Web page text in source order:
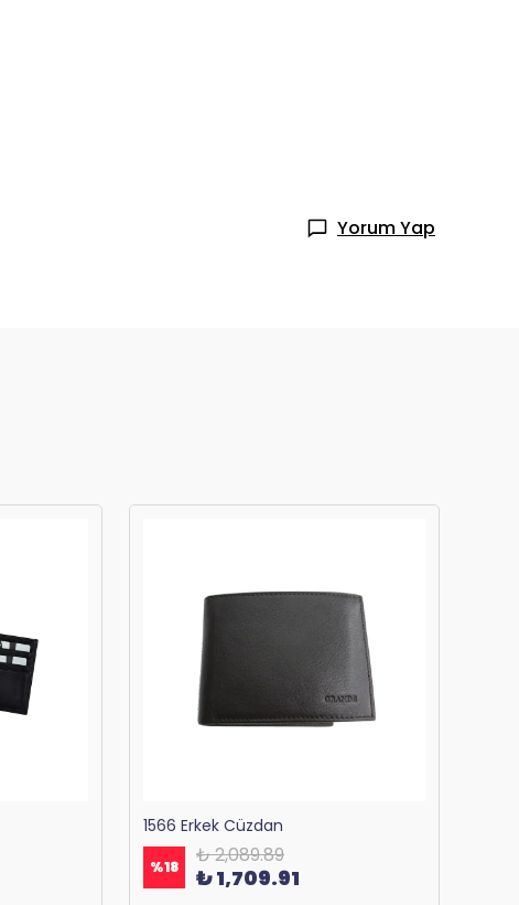
Yorum Yap
1566 Erkek Cüzdan
%18 ₺ 2,089.89
₺ 1,709.91